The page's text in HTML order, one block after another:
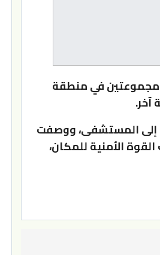
مجموعتين في منطقة
آخر.
إلى المستشفى، ووصفت
الأمنية للمكان،